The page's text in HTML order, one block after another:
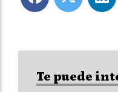
Te puede